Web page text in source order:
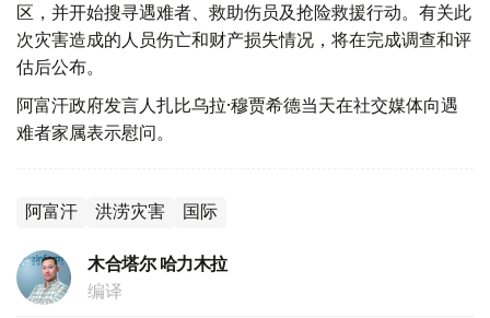
区，并开始搜寻遇难者、救助伤员及抢险救援行动。有关此
次灾害造成的人员伤亡和财产损失情况，将在完成调查和评
估后公布。
阿富汗政府发言人扎比乌拉·穆贾希德当天在社交媒体向遇
难者家属表示慰问。
阿富汗 洪涝灾害 国际
木合塔尔 哈力木拉
编译